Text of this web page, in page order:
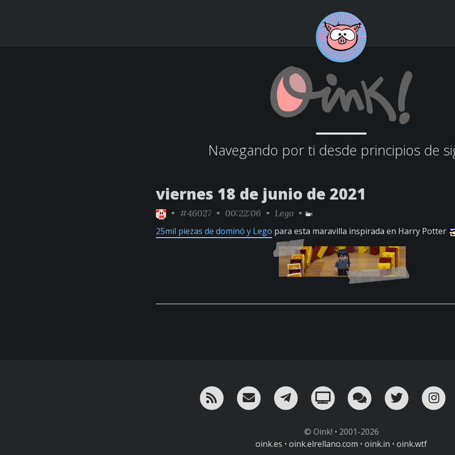
Navegando por ti desde principios de
viernes 18 de junio de 2021
• #46027 • 00:22:06 • Lego •
25mil piezas de dominó y Lego para esta maravilla inspirada en Harry Potter
RSS ¡Mándame un email!
¡Nuestro canal en Telegram!
Oink! TV Charla conTwitter
© Oink! • 2001-2026
oink.es • oink.elrellano.com • oink.in • oink.wtf